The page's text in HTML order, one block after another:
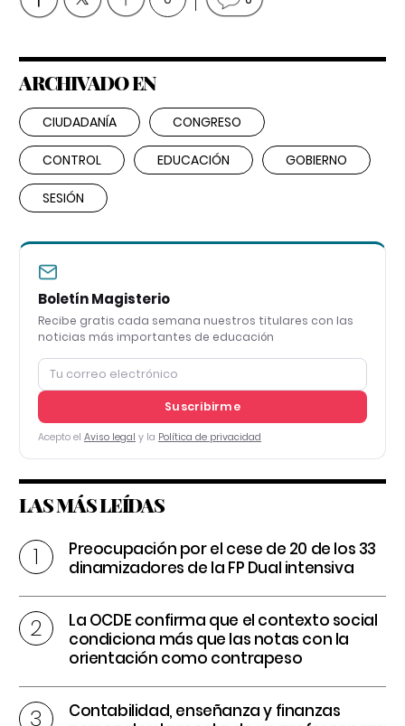
ARCHIVADO EN
CIUDADANÍA CONGRESO
CONTROL EDUCACIÓN GOBIERNO
SESIÓN
Boletín Magisterio
Recibe gratis cada semana nuestros titulares con las
noticias más importantes de educación
Suscribirme
Acepto el Aviso legal y la Política de privacidad
LAS MÁS LEÍDAS
Preocupación por el cese de 20 de los 33
dinamizadores de la FP Dual intensiva
La OCDE confirma que el contexto social
condiciona más que las notas con la
orientación como contrapeso
Contabilidad, enseñanza y finanzas